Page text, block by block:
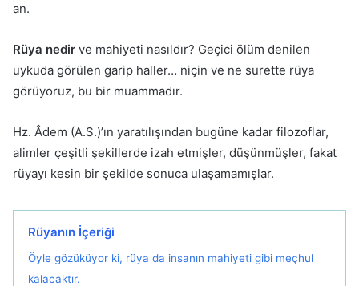
an.
Rüya nedir ve mahiyeti nasıldır? Geçici ölüm denilen
uykuda görü­len garip haller… niçin ve ne surette rüya
görüyoruz, bu bir muamma­dır.
Hz. Âdem (A.S.)’ın yaratılışından bugüne kadar filozoflar,
alimler çeşitli şekillerde izah etmişler, düşünmüşler, fakat
rüyayı kesin bir şekil­de sonuca ulaşamamışlar.
Rüyanın İçeriği
Öyle gözüküyor ki, rüya da insanın mahiyeti gi­bi meçhul
kalacaktır.